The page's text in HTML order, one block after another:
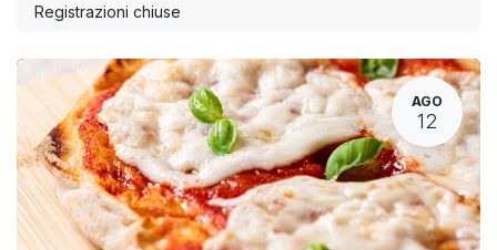
Registrazioni chiuse
AGO
12